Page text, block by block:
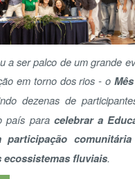
paracelebrar a Educação
participação comunitária e a
fluviais.
de
Projeto
volta!